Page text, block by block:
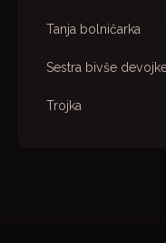
Tanja bolničarka
Sestra bivše
Trojka